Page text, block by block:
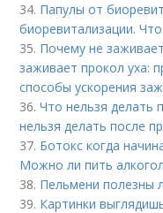
34. Папулы от
биоревитализации.
35. Почему не
заживает прокол уха:
способы ускорения
36.Что нельзя делать
нельзя делать после
37. Ботокс когда
Можно ли пить
38. Пельмени полезны
39. Картинки